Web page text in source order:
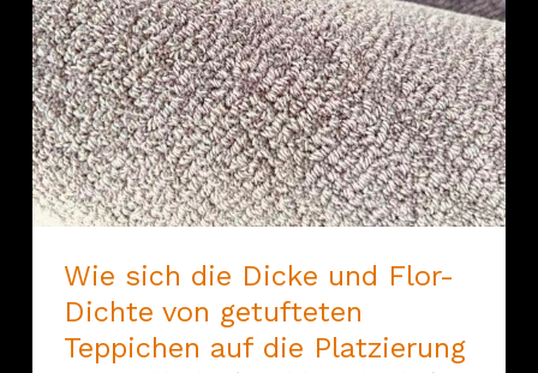
Wie sich die Dicke und Flor-
Dichte von getufteten
Teppichen auf die Platzierung